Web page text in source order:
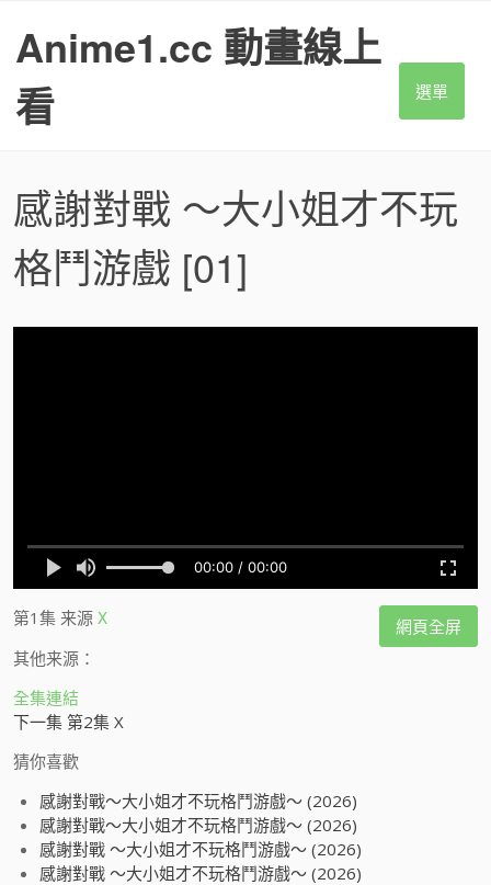
Anime1.cc 動畫線上
看
選單
感謝對戰 ～大小姐才不玩
格鬥游戲 [01]
網頁全屏
第1集 来源 X
其他来源：
全集連結
下一集 第2集 X
猜你喜歡
感謝對戰～大小姐才不玩格鬥游戲～ (2026)
感謝對戰～大小姐才不玩格鬥游戲～ (2026)
感謝對戰 ～大小姐才不玩格鬥游戲～ (2026)
感謝對戰 ～大小姐才不玩格鬥游戲～ (2026)